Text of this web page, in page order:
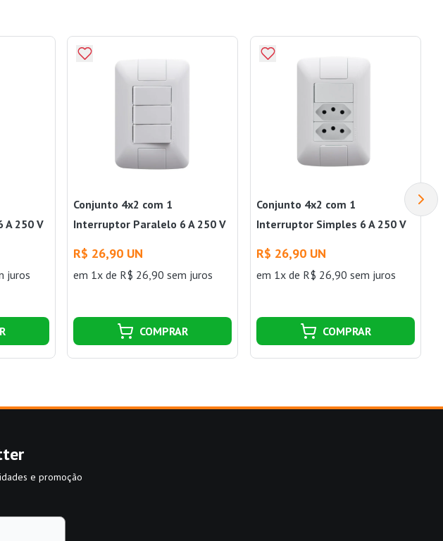
250 V
juros
Conjunto 4x2 com 1
Interruptor Paralelo 6 A 250 V
Aria Branco Tramontina
R$ 26,90 UN
em 1x de R$ 26,90 sem juros
COMPRAR
Conjunto 4x2 com 1
Interruptor Simples 6 A 250 V
Tramontina Aria em Branco
R$ 26,90 UN
em 1x de R$ 26,90 sem juros
COMPRAR
e promoção